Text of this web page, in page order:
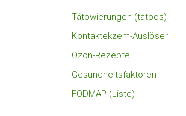
Tätowierungen (tatoos)
Kontaktekzem-Auslöser
Ozon-Rezepte
Gesundheitsfaktoren
FODMAP (Liste)